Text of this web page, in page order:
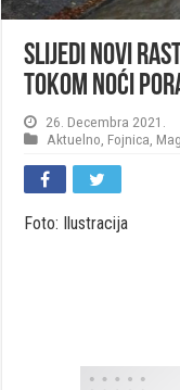
Slijedi novi
tokom noći
26. Decembra 2021.
Aktuelno Fojnica
Foto: Ilustracija